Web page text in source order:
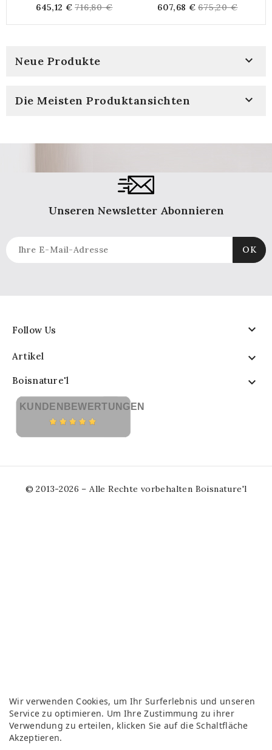
Regale + 1 Schublade
645,12 € Regular
price
716,80 € 607,68 € Regular
price
675,20 €
Neue Produkte 
Die Meisten Produktansichten 
Unseren Newsletter Abonnieren
Follow Us 
Artikel 
Boisnature'l 
Wir verwenden Cookies, um Ihr Surferlebnis und unseren
Service zu optimieren. Um Ihre Zustimmung zu ihrer
Verwendung zu erteilen, klicken Sie auf die Schaltfläche
Akzeptieren.
KUNDENBEWERTUNGEN
© 2013-2026 – Alle Rechte vorbehalten Boisnature'l